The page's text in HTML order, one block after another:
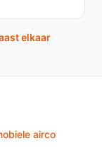
slaapkamers,
een vaste
mobiele
elkaar
airco